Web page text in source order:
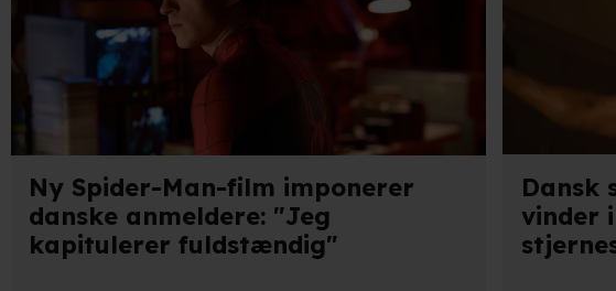
Når vi anvender cookies, behandler vi
læse mere om vores brug af cookies og
Ny Spider-Man-film imponerer
danske anmeldere: "Jeg
kapitulerer fuldstændig"
Dansk
vinder